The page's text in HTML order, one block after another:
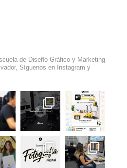
de Diseño Gráfico y Marketing
Síguenos en Instagram y